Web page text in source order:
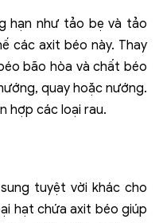
hạn như tảo bẹ và tảo
các axit béo này. Thay
bão hòa và chất béo
quay hoặc nướng.
hợp các loại rau.
tuyệt vời khác cho
hạt chứa axit béo giúp